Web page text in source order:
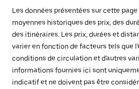
Les données présentées sur cette
moyennes historiques des prix, des
des itinéraires. Les prix, durées et
varier en fonction de facteurs tels que
conditions de circulation et d'autres
informations fournies ici sont
indicatif et ne doivent pas être